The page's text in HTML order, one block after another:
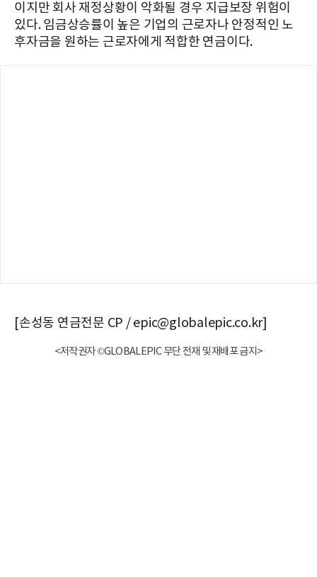
이지만 회사 재정상황이 악화될 경우 지급보장 위험이
있다. 임금상승률이 높은 기업의 근로자나 안정적인 노
후자금을 원하는 근로자에게 적합한 연금이다.
[손성동 연금전문 CP / epic@globalepic.co.kr]
<저작권자 ©GLOBALEPIC 무단 전재 및 재배포 금지>